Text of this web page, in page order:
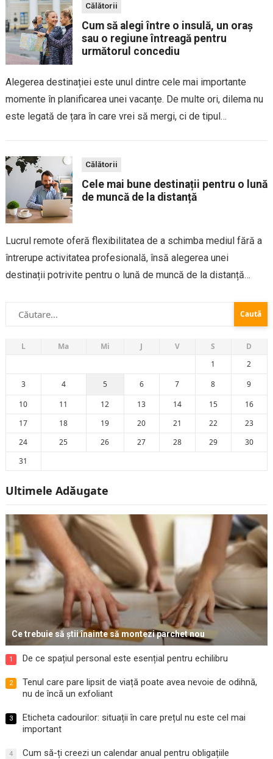
Călătorii
Cum să alegi între o insulă, un oraș
sau o regiune întreagă pentru
următorul concediu
Alegerea destinației este unul dintre cele mai importante
momente în planificarea unei vacanțe. De multe ori, dilema nu
este legată de țara în care vrei să mergi, ci de tipul
Călătorii
Cele mai bune destinații pentru o lună
de muncă de la distanță
Lucrul remote oferă flexibilitatea de a schimba mediul fără a
întrerupe activitatea profesională, însă alegerea unei
destinații potrivite pentru o lună de muncă de la distanță
infrastructura digitală, costurile, ritmul local și...
Caută
după:
L Ma Mi J V S
D
1
2
3
4 5 6 7 8
9
10
11 12 13 14 15
16
17
18 19 20 21 22
23
24
25 26 27 28 29
30
31
Ultimele Adăugate
Ce trebuie să știi înainte să montezi parchet nou
1 De ce spațiul personal este esențial pentru echilibru
2
Tenul care pare lipsit de viață poate avea nevoie de odihnă,
nu de încă un exfoliant
3
Eticheta cadourilor: situații în care prețul nu este cel mai
important
4
Cum să-ți creezi un calendar anual pentru obligațiile